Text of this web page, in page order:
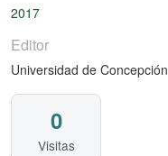
2017
Editor
Universidad de Concepción
0
Visitas